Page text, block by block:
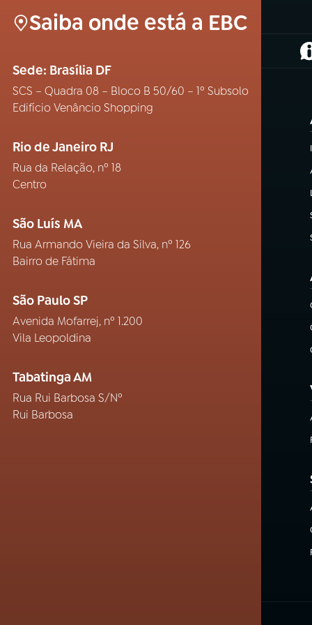
Saiba onde está a EBC
Sede: Brasília DF
SCS – Quadra 08 – Bloco B 50/60 – 1º Subsolo
Edifício Venâncio Shopping
Rio de Janeiro RJ
Rua da Relação, nº 18
Centro
São Luís MA
Rua Armando Vieira da Silva, nº 126
Bairro de Fátima
São Paulo SP
Avenida Mofarrej, nº 1.200
Vila Leopoldina
Tabatinga AM
Rua Rui Barbosa S/Nº
Rui Barbosa